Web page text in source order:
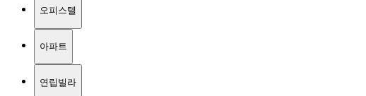
오피스텔
아파트
연립빌라